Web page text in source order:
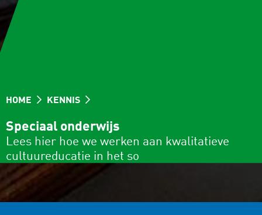
HOME KENNIS
Speciaal onderwijs
Lees hier hoe we werken aan kwalitatieve
cultuureducatie in het so